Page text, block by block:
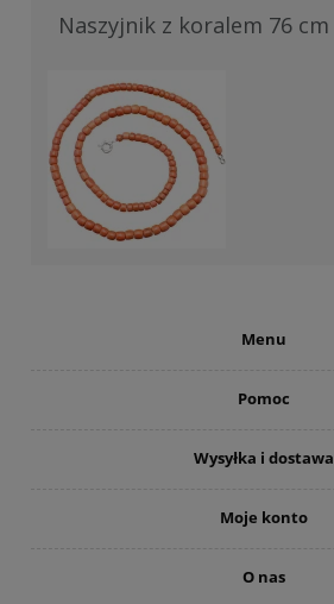
Naszyjnik z koralem 76 cm
Menu
Pomoc
Wysyłka i dostawa
Moje konto
O nas